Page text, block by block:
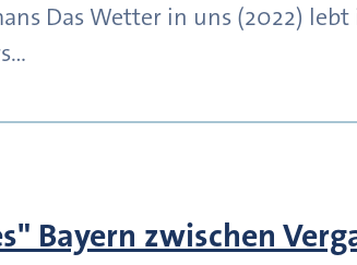
Das Wetter in uns (2022)
Bayern zwischen